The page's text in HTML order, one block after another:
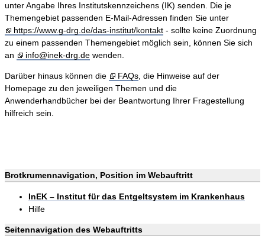
unter Angabe Ihres Institutskennzeichens (IK) senden. Die je
Themengebiet passenden E-Mail-Adressen finden Sie unter
https://www.g-drg.de/das-institut/kontakt - sollte keine Zuordnung
zu einem passenden Themengebiet möglich sein, können Sie sich
an
info@inek-drg.de wenden.
Darüber hinaus können die FAQs, die Hinweise auf der
Homepage zu den jeweiligen Themen und die
Anwenderhandbücher bei der Beantwortung Ihrer Fragestellung
hilfreich sein.
Brotkrumennavigation, Position im Webauftritt
InEK – Institut für das Entgeltsystem im Krankenhaus
Hilfe
Seitennavigation des Webauftritts